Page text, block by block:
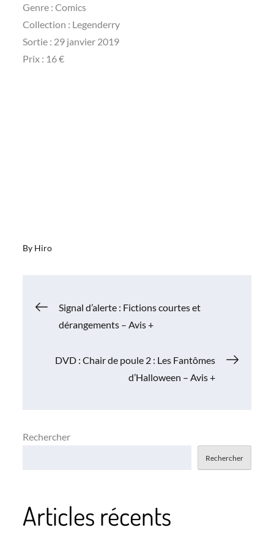
Genre : Comics
Collection : Legenderry
Sortie : 29 janvier 2019
Prix : 16 €
By Hiro
Navigation
Signal d’alerte : Fictions courtes et
dérangements – Avis +
DVD : Chair de poule 2 : Les Fantômes
d’Halloween – Avis +
Rechercher
Rechercher
Articles récents